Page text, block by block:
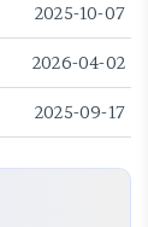
2025-10-07
2026-04-02
2025-09-17